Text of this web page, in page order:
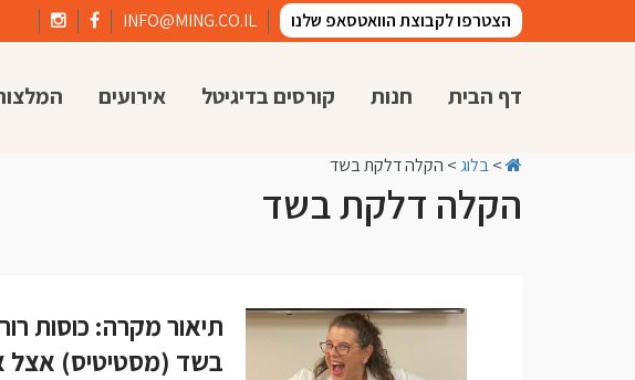
הצטרפו לקבוצת הוואטסאפ שלנו INFO@MING.CO.IL
דף הבית חנות קורסים בדיגיטל אירועים
>בלוג > הקלה דלקת בשד
הקלה דלקת בשד
תיאור מקרה: כוסות
בשד (מסטיטיס) אצל